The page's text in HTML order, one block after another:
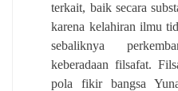
terkait, baik secara
karena kelahiran ilmu
sebaliknya
keberadaan filsafat.
pola fikir bangsa